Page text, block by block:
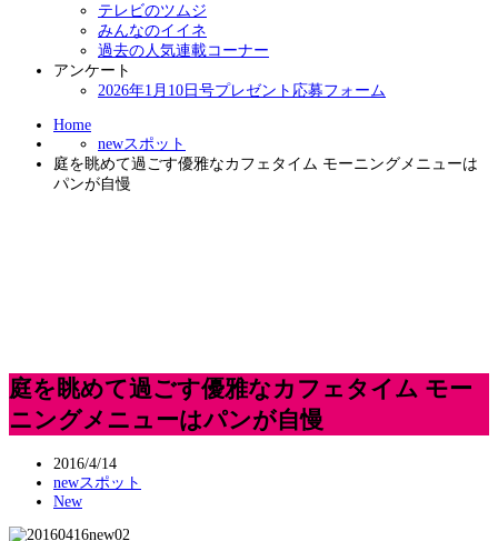
テレビのツムジ
みんなのイイネ
過去の人気連載コーナー
アンケート
2026年1月10日号プレゼント応募フォーム
Home
newスポット
庭を眺めて過ごす優雅なカフェタイム モーニングメニューは
パンが自慢
庭を眺めて過ごす優雅なカフェタイム モー
ニングメニューはパンが自慢
2016/4/14
newスポット
New